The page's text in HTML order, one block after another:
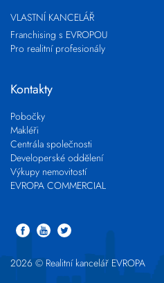
VLASTNÍ KANCELÁŘ
Franchising s EVROPOU
Pro realitní profesionály
Kontakty
Pobočky
Makléři
Centrála společnosti
Developerské oddělení
Výkupy nemovitostí
EVROPA COMMERCIAL
2026 © Realitní kancelář EVROPA